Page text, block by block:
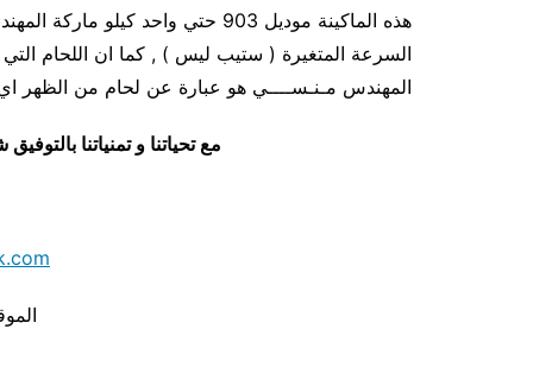
هذه الماكينة موديل 903 حتي
المهندس مـنـســــي هو عبارة عن لحام من الظهر
مع تحياتنا و تمنياتنا